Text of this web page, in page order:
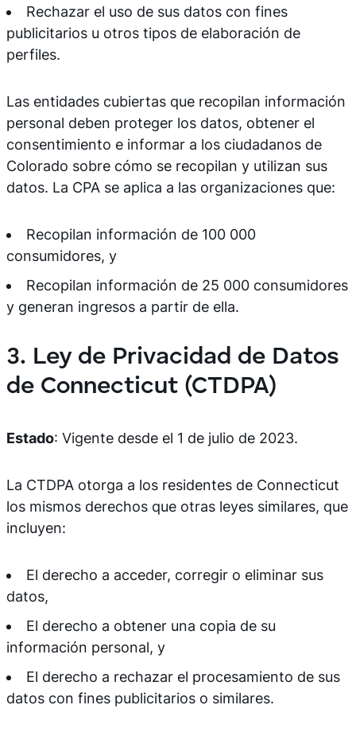
Rechazar el uso de sus datos con fines
publicitarios u otros tipos de elaboración de
perfiles.
Las entidades cubiertas que recopilan información
personal deben proteger los datos, obtener el
consentimiento e informar a los ciudadanos de
Colorado sobre cómo se recopilan y utilizan sus
datos. La CPA se aplica a las organizaciones que:
Recopilan información de 100 000
consumidores, y
Recopilan información de 25 000 consumidores
y generan ingresos a partir de ella.
3. Ley de Privacidad de Datos
de Connecticut (CTDPA)
Estado: Vigente desde el 1 de julio de 2023.
La CTDPA otorga a los residentes de Connecticut
los mismos derechos que otras leyes similares, que
incluyen:
El derecho a acceder, corregir o eliminar sus
datos,
El derecho a obtener una copia de su
información personal, y
El derecho a rechazar el procesamiento de sus
datos con fines publicitarios o similares.